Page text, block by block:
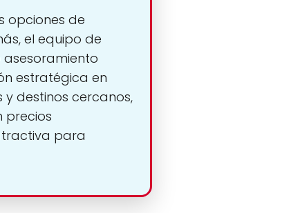
opciones de
el equipo de
estratégica en
destinos cercanos,
precios
para